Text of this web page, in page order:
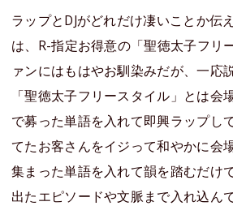
ラップとDJがどれだけ凄いことか伝
は、R-指定お得意の「聖徳太子フリ
ァンにはもはやお馴染みだが、一応
「聖徳太子フリースタイル」とは会
で募った単語を入れて即興ラップし
てたお客さんをイジって和やかに会
集まった単語を入れて韻を踏むだけ
出たエピソードや文脈まで入れ込ん